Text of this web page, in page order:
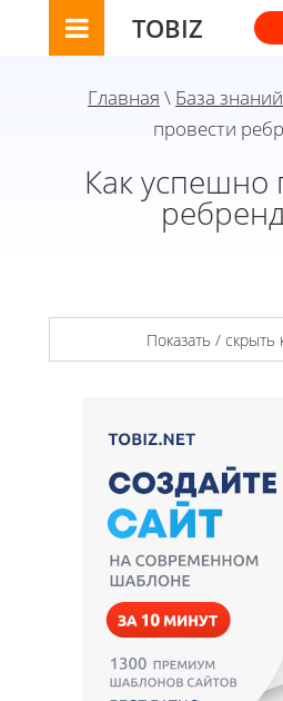
TOBIZ
Главная \ База знаний
провести
Как успешно
Показать / скрыть